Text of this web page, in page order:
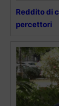
Reddito di
percettori